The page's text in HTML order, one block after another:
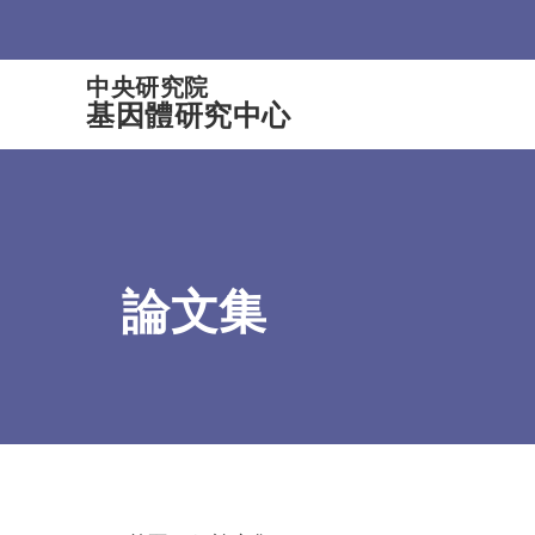
中央研究院
基因體研究中心
論文集